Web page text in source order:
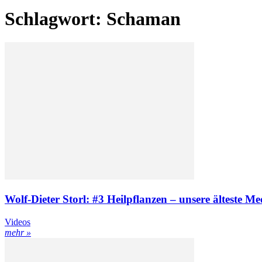
Schlagwort: Schaman
Wolf-Dieter Storl: #3 Heilpflanzen – unsere älteste
Videos
mehr »